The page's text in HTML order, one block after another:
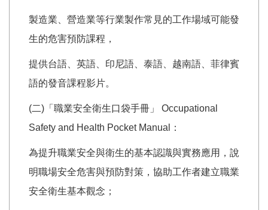
製造業、營造業等行業製作常見的工作場域可能發
生的危害預防課程，
提供台語、英語、印尼語、泰語、越南語、菲律賓
語的發音課程影片。
(二)「職業安全衛生口袋手冊」 Occupational
Safety and Health Pocket Manual：
為提升職業安全與衛生的基本認識與實務應用，說
明職場安全危害與預防對策，協助工作者建立職業
安全衛生基本觀念；